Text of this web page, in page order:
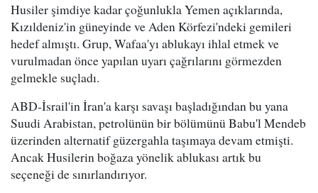
Husiler şimdiye kadar çoğunlukla Yemen açıklarında,
Kızıldeniz'in güneyinde ve Aden Körfezi'ndeki gemileri
hedef almıştı. Grup, Wafaa'yı ablukayı ihlal etmek ve
vurulmadan önce yapılan uyarı çağrılarını görmezden
gelmekle suçladı.
ABD-İsrail'in İran'a karşı savaşı başladığından bu yana
Suudi Arabistan, petrolünün bir bölümünü Babu'l Mendeb
üzerinden alternatif güzergahla taşımaya devam etmişti.
Ancak Husilerin boğaza yönelik ablukası artık bu
seçeneği de sınırlandırıyor.